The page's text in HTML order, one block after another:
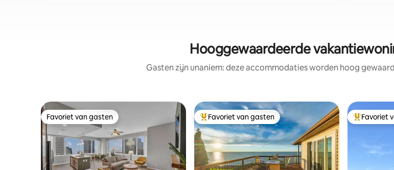
Hooggewaardeerde
Gasten zijn unaniem: deze accommodaties worden hoog
Favoriet van gasten
Favoriet van gasten Topfavoriet van gasten
Favoriet van gasten Favoriet